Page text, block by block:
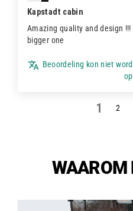
Kapstadt cabin
Amazing quality and design
bigger one
Beoordeling kon niet
1 2
WAAROM